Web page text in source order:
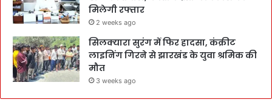
मिलेगी रफ्तार
2 weeks ago
सिलक्यारा सुरंग में फिर हादसा, कंक्रीट
लाइनिंग गिरने से झारखंड के युवा श्रमिक की
मौत
3 weeks ago